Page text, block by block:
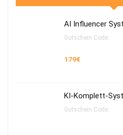
AI Influencer
Gutschein Code:
179€
KI-Komplett-
Gutschein Code: